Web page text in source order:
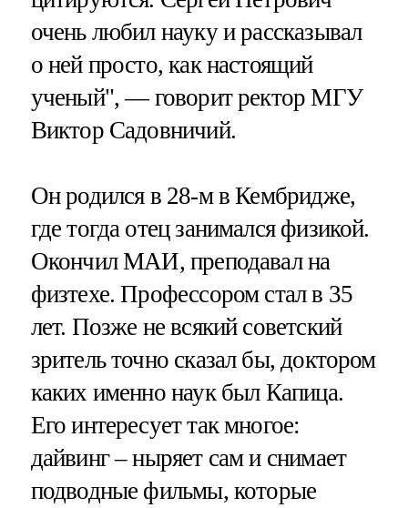
очень любил науку и рассказывал
о ней просто, как настоящий
ученый", — говорит ректор МГУ
Виктор Садовничий.
Он родился в 28-м в Кембридже,
где тогда отец занимался физикой.
Окончил МАИ, преподавал на
физтехе. Профессором стал в 35
лет. Позже не всякий советский
зритель точно сказал бы, доктором
каких именно наук был Капица.
Его интересует так многое:
дайвинг – ныряет сам и снимает
подводные фильмы, которые